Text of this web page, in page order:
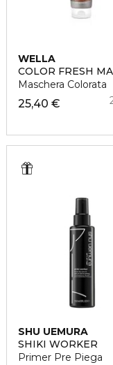
WELLA
COLOR FRESH
Maschera Colorata
25,40 €
SHU UEMURA
SHIKI WORKER
Primer Pre Piega